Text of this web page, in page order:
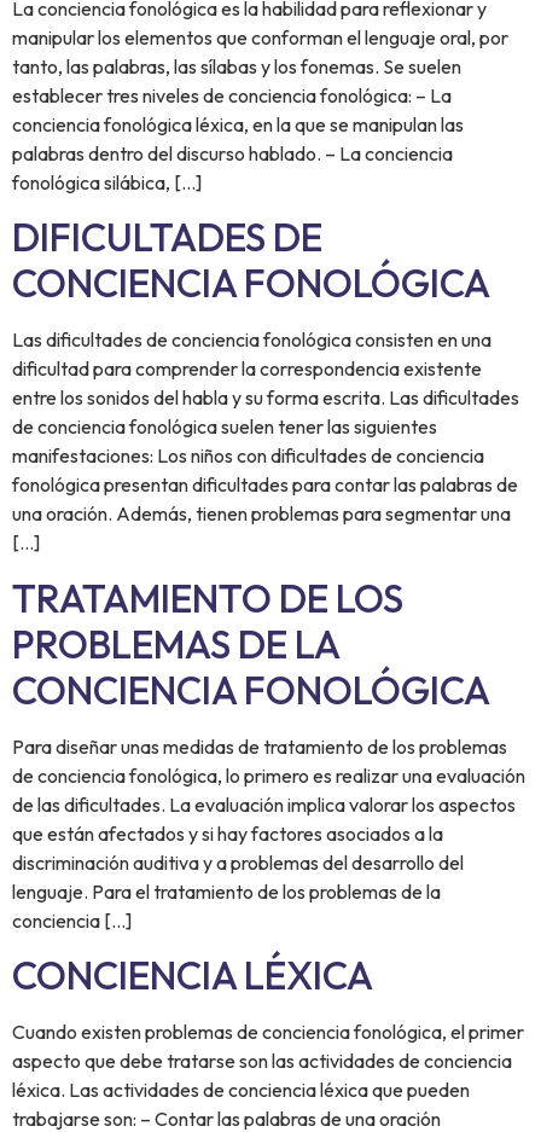
La conciencia fonológica es la habilidad para reflexionar y
manipular los elementos que conforman el lenguaje oral, por
tanto, las palabras, las sílabas y los fonemas. Se suelen
establecer tres niveles de conciencia fonológica: – La
conciencia fonológica léxica, en la que se manipulan las
palabras dentro del discurso hablado. – La conciencia
fonológica silábica, […]
DIFICULTADES DE
CONCIENCIA FONOLÓGICA
Las dificultades de conciencia fonológica consisten en una
dificultad para comprender la correspondencia existente
entre los sonidos del habla y su forma escrita. Las dificultades
de conciencia fonológica suelen tener las siguientes
manifestaciones: Los niños con dificultades de conciencia
fonológica presentan dificultades para contar las palabras de
una oración. Además, tienen problemas para segmentar una
[…]
TRATAMIENTO DE LOS
PROBLEMAS DE LA
CONCIENCIA FONOLÓGICA
Para diseñar unas medidas de tratamiento de los problemas
de conciencia fonológica, lo primero es realizar una evaluación
de las dificultades. La evaluación implica valorar los aspectos
que están afectados y si hay factores asociados a la
discriminación auditiva y a problemas del desarrollo del
lenguaje. Para el tratamiento de los problemas de la
conciencia […]
CONCIENCIA LÉXICA
Cuando existen problemas de conciencia fonológica, el primer
aspecto que debe tratarse son las actividades de conciencia
léxica. Las actividades de conciencia léxica que pueden
trabajarse son: – Contar las palabras de una oración